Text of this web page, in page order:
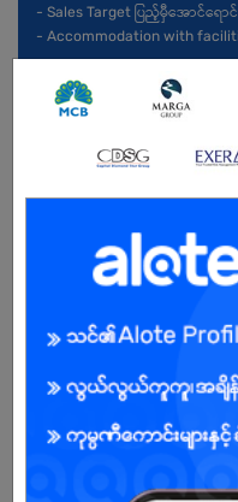
- Sales Target ပြည့်မှီအောင်ရော
- Accommodation with